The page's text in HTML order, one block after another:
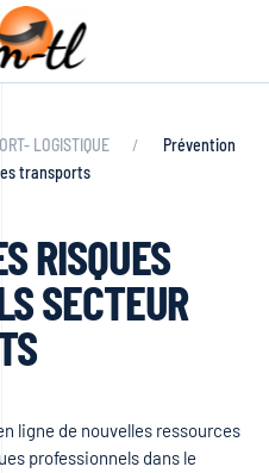
LOGISTIQUE
Prévention
transports
RISQUES
SECTEUR
ligne de nouvelles ressources
professionnels dans le